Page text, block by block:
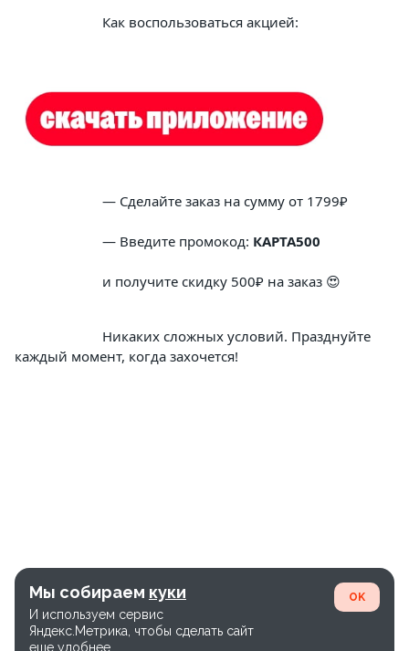
			Как воспользоваться акцией:
			— Сделайте заказ на сумму от 1799₽
			— Введите промокод:
КАРТА500
			и получите скидку 500₽ на заказ 😍
каждый момент, когда захочется!
Мы собираем куки
И используем сервис
Яндекс.Метрика, чтобы сделать сайт
еще удобнее.
OK